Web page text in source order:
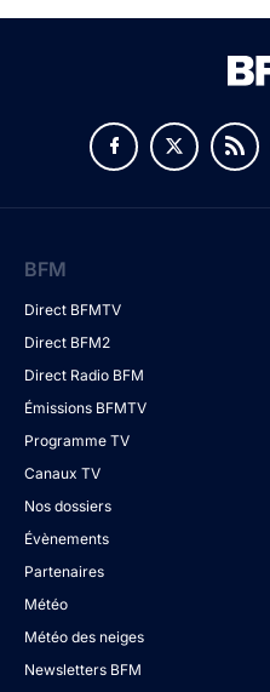
BFM
Direct BFMTV
Direct BFM2
Direct Radio BFM
Émissions BFMTV
Programme TV
Canaux TV
Nos dossiers
Évènements
Partenaires
Météo
Météo des neiges
Newsletters BFM